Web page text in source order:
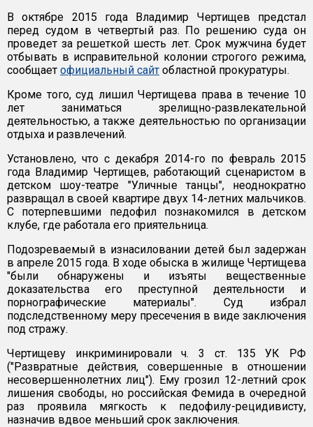
В октябре 2015 года Владимир Чертищев предстал
перед судом в четвертый раз. По решению суда он
проведет за решеткой шесть лет. Срок мужчина будет
отбывать в исправительной колонии строгого режима,
сообщает официальный сайт областной прокуратуры.
Кроме того, суд лишил Чертищева права в течение 10
лет заниматься зрелищно-развлекательной
деятельностью, а также деятельностью по организации
отдыха и развлечений.
Установлено, что с декабря 2014-го по февраль 2015
года Владимир Чертищев, работающий сценаристом в
детском шоу-театре "Уличные танцы", неоднократно
развращал в своей квартире двух 14-летних мальчиков.
С потерпевшими педофил познакомился в детском
клубе, где работала его приятельница.
Подозреваемый в изнасиловании детей был задержан
в апреле 2015 года. В ходе обыска в жилище Чертищева
"были обнаружены и изъяты вещественные
доказательства его преступной деятельности и
порнографические материалы". Суд избрал
подследственному меру пресечения в виде заключения
под стражу.
Чертищеву инкриминировали ч. 3 ст. 135 УК РФ
("Развратные действия, совершенные в отношении
несовершеннолетних лиц"). Ему грозил 12-летний срок
лишения свободы, но российская Фемида в очередной
раз проявила мягкость к педофилу-рецидивисту,
назначив вдвое меньший срок заключения.